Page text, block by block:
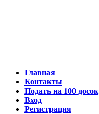
Главная
Контакты
Подать на 100 досок
Вход
Регистрация